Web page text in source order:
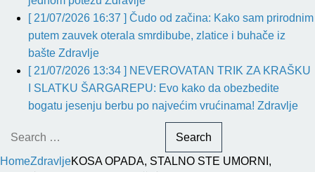
[ 21/07/2026 16:37 ] Čudo od začina: Kako sam prirodnim
putem zauvek oterala smrdibube, zlatice i buhače iz
bašte Zdravlje
[ 21/07/2026 13:34 ] NEVEROVATAN TRIK ZA KRAŠKU
I SLATKU ŠARGAREPU: Evo kako da obezbedite
bogatu jesenju berbu po najvećim vrućinama! Zdravlje
Search
HomeZdravljeKOSA OPADA, STALNO STE UMORNI,